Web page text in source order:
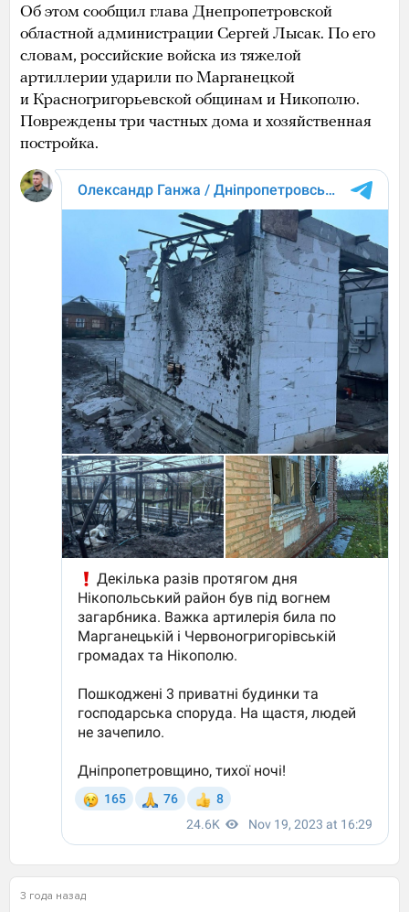
Об этом сообщил глава Днепропетровской
областной администрации Сергей Лысак. По его
словам, российские войска из тяжелой
артиллерии ударили по Марганецкой
и Красногригорьевской общинам и Никополю.
Повреждены три частных дома и хозяйственная
постройка.
3 года назад